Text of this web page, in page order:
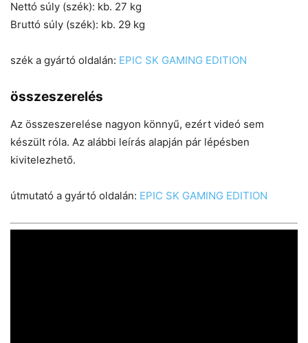
Nettó súly (szék): kb. 27 kg
Bruttó súly (szék): kb. 29 kg
szék a gyártó oldalán: EPIC SK GAMING EDITION
összeszerelés
Az összeszerelése nagyon könnyű, ezért videó sem
készült róla. Az alábbi leírás alapján pár lépésben
kivitelezhető.
útmutató a gyártó oldalán: EPIC SK GAMING EDITION